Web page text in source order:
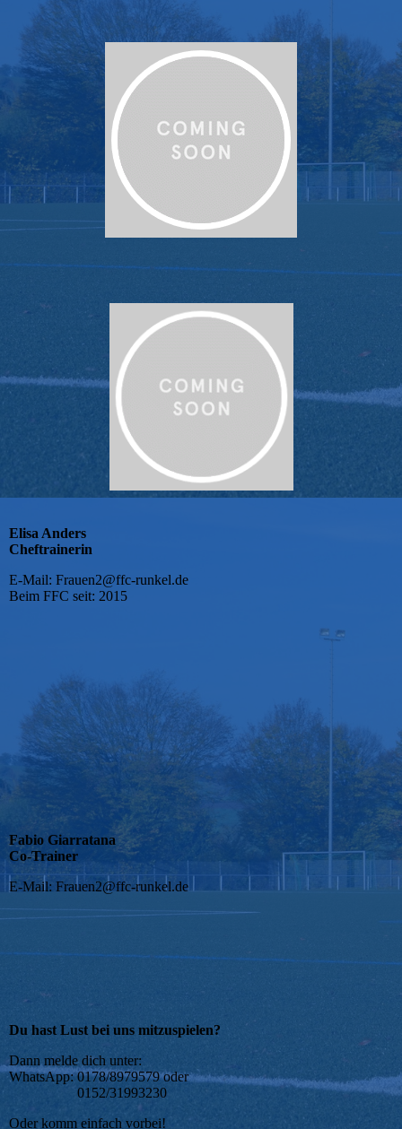
Elisa Anders
Cheftrainerin
E-Mail: Frauen2@ffc-runkel.de
Beim FFC seit: 2015
Fabio Giarratana
Co-Trainer
E-Mail: Frauen2@ffc-runkel.de
Du hast Lust bei uns mitzuspielen?
Dann melde dich unter:
WhatsApp: 0178/8979579 oder
0152/31993230
Oder komm einfach vorbei!